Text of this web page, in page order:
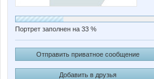
Портрет заполнен на 33 %
Отправить приватное сообщение
Добавить в друзья